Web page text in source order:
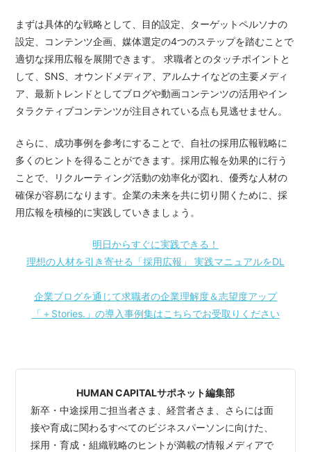
まずは具体的な戦略として、目的設定、ターゲットペルソナの
設定、コンテンツ企画、媒体選定の4つのステップを踏むことで
適切な採用広報を展開できます。 求職者とのタッチポイントと
して、SNS、オウンドメディア、アルムナイなどの主要メディ
ア、最新トレンドとしてブログや動画コンテンツの活用やイン
タラクティブコンテンツが注目されている点も見逃せません。
さらに、成功事例を参考にすることで、自社の採用広報戦略に
多くのヒントを得ることができます。採用広報を効果的に行う
ことで、リクルーティング活動の効率化が図れ、優秀な人材の
確保が容易になります。企業の未来を共に切り開くために、採
用広報を積極的に実践していきましょう。
明日からすぐに実践できる！
理想の人材を引き寄せる「採用広報」 実践マニュアルをDL
企業ブログを通じて求職者の企業理解度＆志望度アップ
「＋Stories.」の導入事例集はこちらでお受取りください
HUMAN CAPITALサポネット編集部
新卒・中途採用ご担当者さま、経営者さま、さらには面
接や育成に関わるすべてのビジネスパーソンに向けた、
採用・育成・組織戦略のヒントが満載の情報メディアで